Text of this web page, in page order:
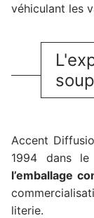
véhiculant les
Accent
1994 dans
l’emballage
literie.